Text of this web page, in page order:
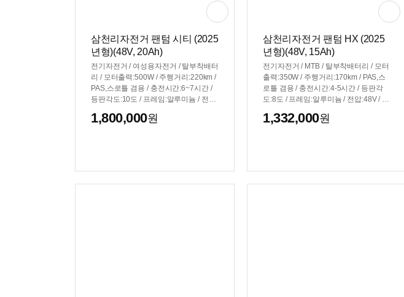
삼천리자전거 팬텀 시티 (2025
년형)(48V, 20Ah)
전기자전거 / 여성용자전거 / 탈부착배터
리 / 모터출력:500W / 주행거리:220km /
PAS,스로틀 겸용 / 충전시간:6~7시간 /
등판각도:10도 / 프레임:알루미늄 / 전압:
61cm(24인치) / 7단 / 최고속도:24km/h /
1,800,000원
삼천리자전거 팬텀 HX (2025
년형)(48V, 15Ah)
전기자전거 / MTB / 탈부착배터리 / 모터
출력:350W / 주행거리:170km / PAS,스
로틀 겸용 / 충전시간:4-5시간 / 등판각
도:8도 / 프레임:알루미늄 / 전압:48V / 용
6인치) / 7단 / 최고속도:24km/h / 디스크
1,332,000원